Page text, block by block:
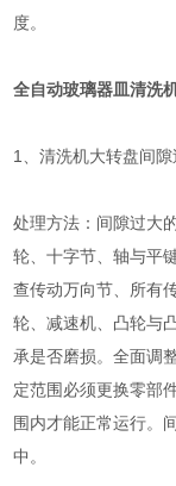
度。
全自动玻璃器皿清洗
1、清洗机大转盘间
处理方法：间隙过大
轮、十字节、轴与平
查传动万向节、所有
轮、减速机、凸轮与
承是否磨损。全面调
定范围必须更换零部
围内才能正常运行。
中。